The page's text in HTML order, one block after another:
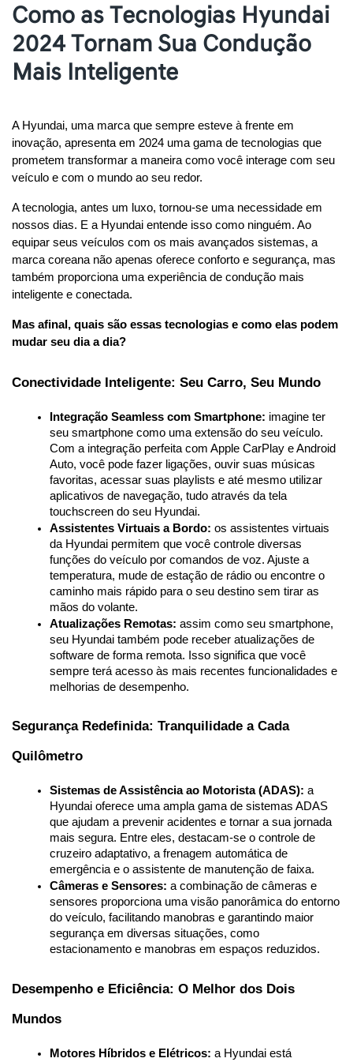
Como as Tecnologias Hyundai
2024 Tornam Sua Condução
Mais Inteligente
A Hyundai, uma marca que sempre esteve à frente em
inovação, apresenta em 2024 uma gama de tecnologias que
prometem transformar a maneira como você interage com seu
veículo e com o mundo ao seu redor.
A tecnologia, antes um luxo, tornou-se uma necessidade em
nossos dias. E a Hyundai entende isso como ninguém. Ao
equipar seus veículos com os mais avançados sistemas, a
marca coreana não apenas oferece conforto e segurança, mas
também proporciona uma experiência de condução mais
inteligente e conectada.
Mas afinal, quais são essas tecnologias e como elas podem
mudar seu dia a dia?
Conectividade Inteligente: Seu Carro, Seu Mundo
Integração Seamless com Smartphone: imagine ter
seu smartphone como uma extensão do seu veículo.
Com a integração perfeita com Apple CarPlay e Android
Auto, você pode fazer ligações, ouvir suas músicas
favoritas, acessar suas playlists e até mesmo utilizar
aplicativos de navegação, tudo através da tela
touchscreen do seu Hyundai.
Assistentes Virtuais a Bordo: os assistentes virtuais
da Hyundai permitem que você controle diversas
funções do veículo por comandos de voz. Ajuste a
temperatura, mude de estação de rádio ou encontre o
caminho mais rápido para o seu destino sem tirar as
mãos do volante.
Atualizações Remotas: assim como seu smartphone,
seu Hyundai também pode receber atualizações de
software de forma remota. Isso significa que você
sempre terá acesso às mais recentes funcionalidades e
melhorias de desempenho.
Segurança Redefinida: Tranquilidade a Cada
Quilômetro
Sistemas de Assistência ao Motorista (ADAS): a
Hyundai oferece uma ampla gama de sistemas ADAS
que ajudam a prevenir acidentes e tornar a sua jornada
mais segura. Entre eles, destacam-se o controle de
cruzeiro adaptativo, a frenagem automática de
emergência e o assistente de manutenção de faixa.
Câmeras e Sensores: a combinação de câmeras e
sensores proporciona uma visão panorâmica do entorno
do veículo, facilitando manobras e garantindo maior
segurança em diversas situações, como
estacionamento e manobras em espaços reduzidos.
Desempenho e Eficiência: O Melhor dos Dois
Mundos
Motores Híbridos e Elétricos: a Hyundai está